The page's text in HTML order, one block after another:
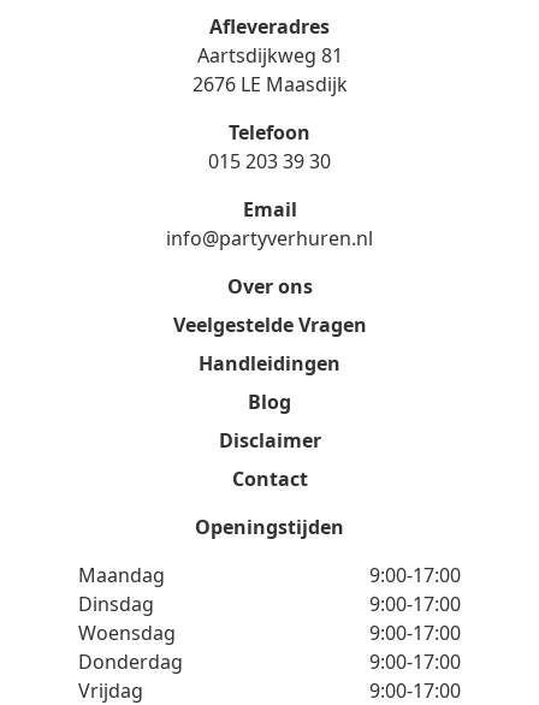
Afleveradres
Aartsdijkweg 81
2676 LE Maasdijk
Telefoon
015 203 39 30
Email
info@partyverhuren.nl
Over ons
Veelgestelde Vragen
Handleidingen
Blog
Disclaimer
Contact
Openingstijden
Maandag
9:00-17:00
Dinsdag
9:00-17:00
Woensdag
9:00-17:00
Donderdag
9:00-17:00
Vrijdag
9:00-17:00